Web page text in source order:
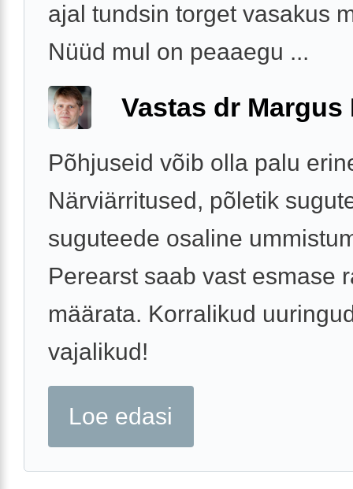
ajal tundsin torget vasakus
Nüüd mul on peaaegu ...
Vastas dr Margus
Põhjuseid võib olla palu
Närviärritused, põletik
suguteede osaline
Perearst saab vast esmase
määrata. Korralikud
vajalikud!
Loe edasi